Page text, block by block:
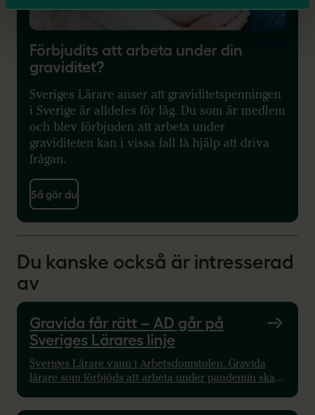
Förbjudits att arbeta under din
graviditet?
Sveriges Lärare anser att graviditetspenningen
i Sverige är alldeles för låg. Du som är medlem
och blev förbjuden att arbeta under
graviditeten kan i vissa fall få hjälp att driva
frågan.
Så gör du
Du kanske också är intresserad
av
Gravida får rätt – AD går på
Sveriges Lärares linje
Sveriges Lärare vann i Arbetsdomstolen. Gravida
lärare som förbjöds att arbeta under pandemin ska